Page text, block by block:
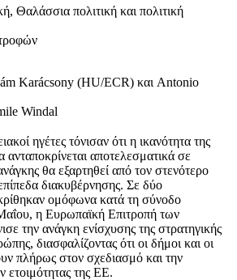
Θαλάσσια πολιτική και πολιτική
Windal
ηγέτες τόνισαν ότι η ικανότητα της
αποτελεσματικά σε
θα εξαρτηθεί από τον στενότερο
διακυβέρνησης. Σε δύο
ομόφωνα κατά τη σύνοδο
η Ευρωπαϊκή Επιτροπή των
την ανάγκη ενίσχυσης της στρατηγικής
διασφαλίζοντας ότι οι δήμοι και οι
πλήρως στον σχεδιασμό και την
ετοιμότητας της ΕΕ.